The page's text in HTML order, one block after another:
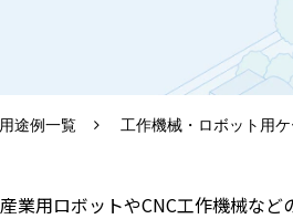
用途例一覧 工作機械・ロボット用
産業用ロボットやCNC工作機械な